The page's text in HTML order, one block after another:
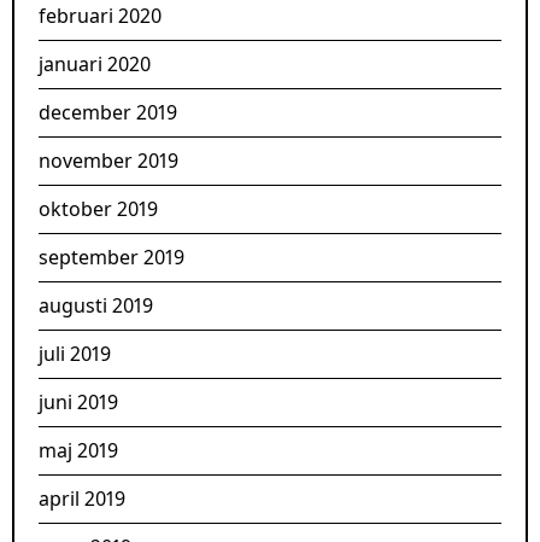
februari 2020
januari 2020
december 2019
november 2019
oktober 2019
september 2019
augusti 2019
juli 2019
juni 2019
maj 2019
april 2019